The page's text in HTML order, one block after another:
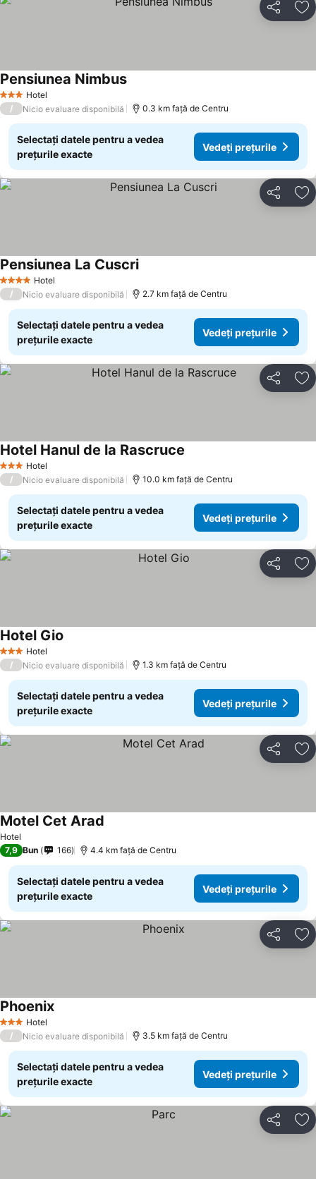
Distribuiți
3 SteleHotel
Pensiunea NimbusVedeți prețurile
/ Nicio evaluare disponibilă 0.3 km faţă de Centru
Selectați datele pentru a vedea
prețurile exacte
Vedeți prețurile
Distribuiți
4 Stele Hotel
Pensiunea La CuscriVedeți prețurile
/ Nicio evaluare disponibilă 2.7 km faţă de Centru
Selectați datele pentru a vedea
prețurile exacte
Vedeți prețurile
Distribuiți
3 SteleHotel
Hotel Hanul de la Rascruce
/ Nicio evaluare disponibilă 10.0 km faţă de Centru
Selectați datele pentru a vedea
prețurile exacte
Vedeți prețurile
Distribuiți
3 SteleHotel
Hotel Gio
/ Nicio evaluare disponibilă 1.3 km faţă de Centru
Selectați datele pentru a vedea
prețurile exacte
Vedeți prețurile
Distribuiți
Hotel
Motel Cet Arad
7,9 Bun 166 4.4 km faţă de Centru
Selectați datele pentru a vedea
prețurile exacte
Vedeți prețurile
Distribuiți
3 SteleHotel
PhoenixVedeți prețurile
/ Nicio evaluare disponibilă 3.5 km faţă de Centru
Selectați datele pentru a vedea
prețurile exacte
Vedeți prețurile
Distribuiți